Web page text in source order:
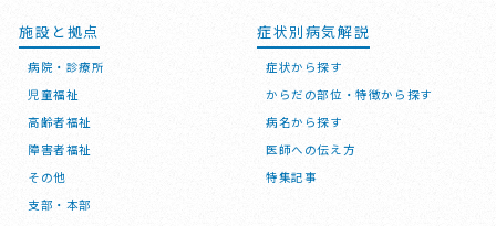
施設と拠点
病院・診療所
児童福祉
高齢者福祉
障害者福祉
その他
支部・本部
症状別病気解説
症状から探す
からだの部位・特徴から探す
病名から探す
医師への伝え方
特集記事